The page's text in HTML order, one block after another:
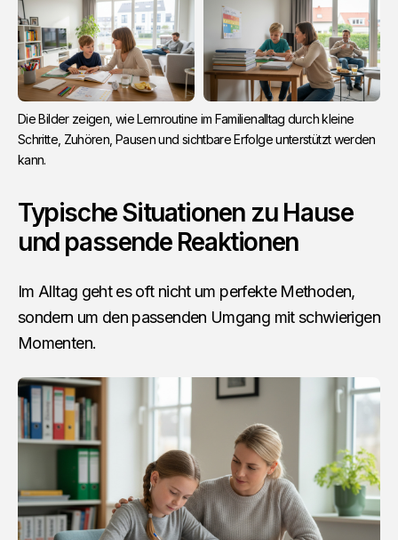
Die Bilder zeigen, wie Lernroutine im Familienalltag durch kleine
Schritte, Zuhören, Pausen und sichtbare Erfolge unterstützt werden
kann.
Typische Situationen zu Hause
und passende Reaktionen
Im Alltag geht es oft nicht um perfekte Methoden,
sondern um den passenden Umgang mit schwierigen
Momenten.